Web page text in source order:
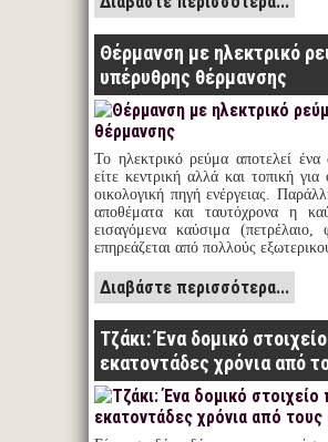
Θέρμανση με ηλεκτρικό
υπέρυθρης θέρμανσης
Το ηλεκτρικό ρεύμα αποτελεί
είτε κεντρική αλλά και τοπική
οικολογική πηγή ενέργειας.
αποθέματα και ταυτόχρονα η
εισαγόμενα καύσιμα
επηρεάζεται από πολλούς
Διαβάστε περισσότερα...
Τζάκι: Ένα δομικό
εκατοντάδες χρόνια από